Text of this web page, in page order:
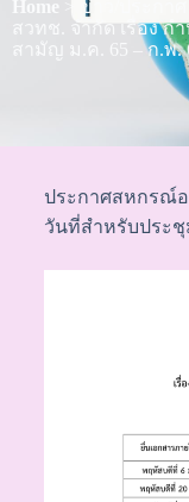
Home > ข่าว/ประก
สวทช. จำกัด เรื่อง
สามัญ ม.ค. 65 – ก.พ.
ประกาศสหกรณ์
วันที่สำหรับประชุ